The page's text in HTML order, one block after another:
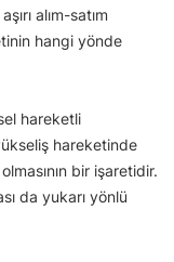
alım-satım
hangi yönde
hareketli
hareketinde
bir işaretidir.
da yukarı yönlü